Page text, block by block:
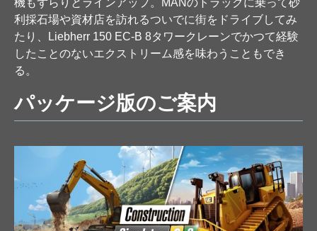
機もずらりとラインアップ。MANのトラックに乗って砂
利採石場や資材店を訪れるついでに街をドライブしてみ
たり、Liebherr 150 EC-B 8タワークレーンでかつて経験
したことのないエクストリーム感を味わうこともでき
る。
パッケージ版のご案内